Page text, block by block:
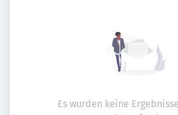
Es wurden keine